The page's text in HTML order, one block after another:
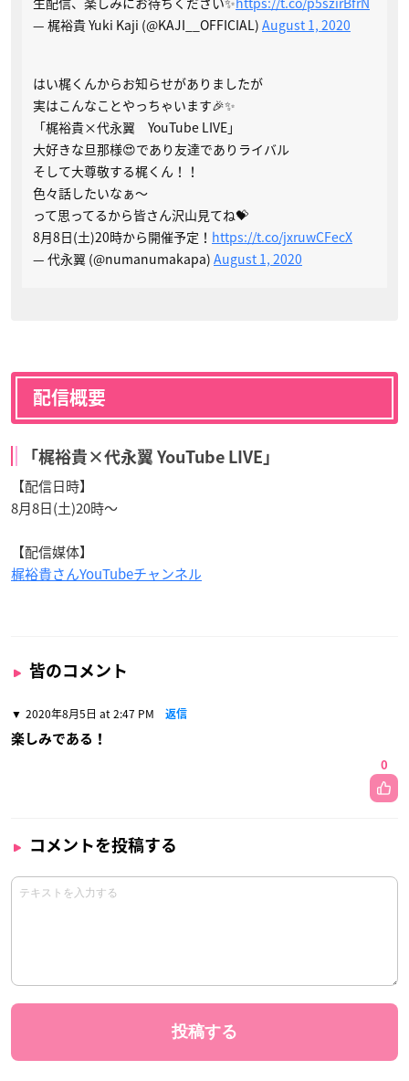
— 梶裕貴 Yuki Kaji (@KAJI__OFFICIAL) August 1, 2020
はい梶くんからお知らせがありましたが
実はこんなことやっちゃいます🎉✨
「梶裕貴×代永翼 YouTube LIVE」
大好きな旦那様😍であり友達でありライバル
そして大尊敬する梶くん！！
色々話したいなぁ〜
って思ってるから皆さん沢山見てね💝
8月8日(土)20時から開催予定！ https://t.co/jxruwCFecX
— 代永翼 (@numanumakapa) August 1, 2020
配信概要
「梶裕貴×代永翼 YouTube LIVE」
【配信日時】
8月8日(土)20時〜
【配信媒体】
梶裕貴さんYouTubeチャンネル
皆のコメント
2020年8月5日 at 2:47 PM 返信
楽しみである！
0
コメントを投稿する